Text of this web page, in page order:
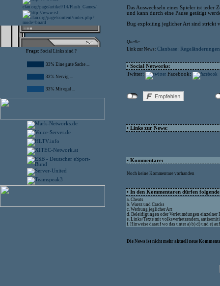
Frage: Social Links sind ?
33% Eine gute Sache ...
33% Nervig ...
33% Mir egal ...
Das Auswechseln eines Spieler ist jeder
und kann durch eine Pause getätigt
Bug exploiting jeglicher Art sind strickt
Quelle:
Link zur News: Clanbase:
• Social Networks:
Twitter:
Facebook:
• Links zur News:
• Kommentare:
Noch keine Kommentare vorhanden
• In den Kommentaren dürfen
a. Cheats
b. Warez und Cracks
c. Werbung jeglicher Art
d. Beleidigungen oder Verleumdungen einzelner
e. Links/Texte mit volksverhetzendem,
f. Hinweise darauf wo das unter a) b) d) und e)
Die News ist nicht mehr aktuell neue